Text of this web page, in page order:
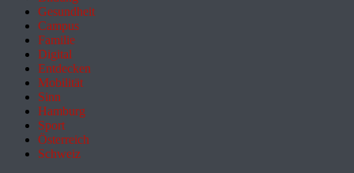
Gesundheit
Campus
Familie
Digital
Entdecken
Mobilität
Sinn
Hamburg
Sport
Österreich
Schweiz